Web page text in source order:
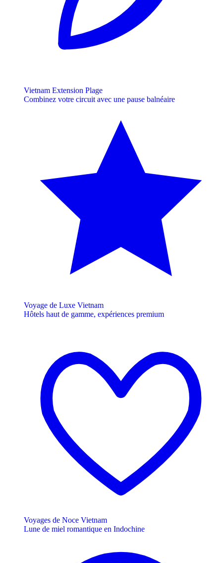
Vietnam Extension Plage
Combinez votre circuit avec une pause balnéaire
Voyage de Luxe Vietnam
Hôtels haut de gamme, expériences premium
Voyages de Noce Vietnam
Lune de miel romantique en Indochine